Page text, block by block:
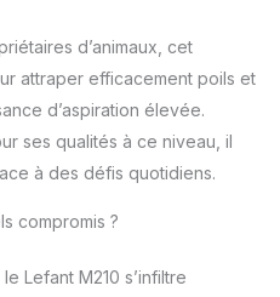
4 modes de
nettoyage】: le robot
aspirateur offre 4
de nettoyage,
➊Nettoyage
➋Nettoyer
point fixe ➍Nettoyer
entre les
d’animaux, cet
attraper efficacement poils et
d’aspiration élevée.
ses qualités à ce niveau, il
à des défis quotidiens.
compromis ?
Lefant M210 s’infiltre